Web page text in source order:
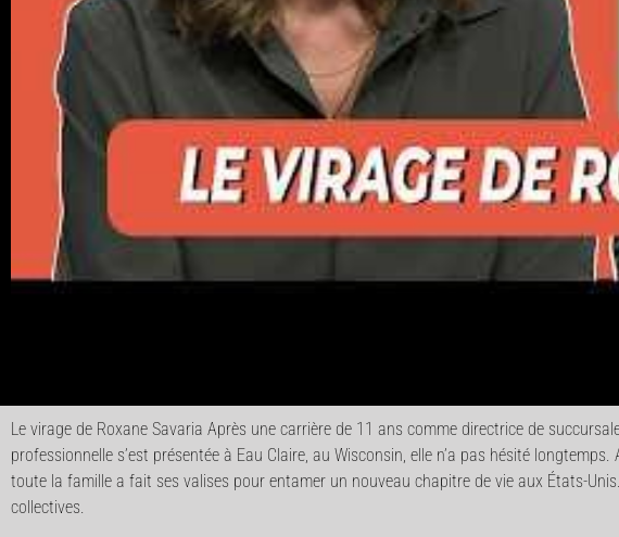
Le virage de Roxane Savaria Après une carrière de 11 ans comme directrice de
professionnelle s’est présentée à Eau Claire, au Wisconsin, elle n’a pas hésité
toute la famille a fait ses valises pour entamer un nouveau chapitre de vie aux États-
collectives.